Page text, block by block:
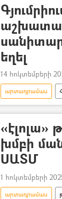
եղել
14 հոկտեմբերի
արտադրամաս
«էլոլա»
խմբի
ՍԱՏՄ
1 հոկտեմբերի
արտադրամաս